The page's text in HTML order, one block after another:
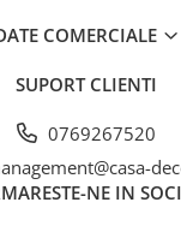
COMERCIALE
SUPORT CLIENTI
0769267520
NE IN